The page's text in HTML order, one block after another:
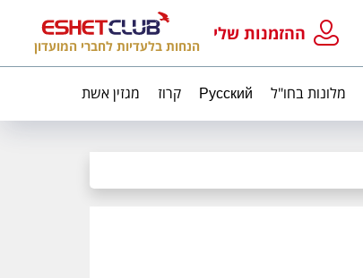
ההזמנות שלי
הנחות בלעדיות לחברי המועדון
מלונות בחו"ל Русский קרוז מגזין אשת